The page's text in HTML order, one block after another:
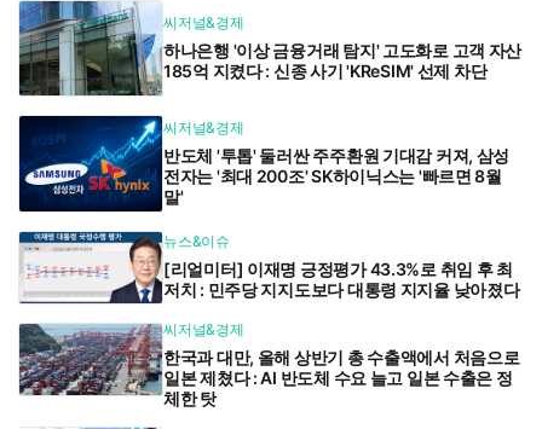
씨저널&경제
하나은행 '이상 금융거래 탐지' 고도화로 고객 자산
185억 지켰다 : 신종 사기 'KReSIM' 선제 차단
씨저널&경제
반도체 '투톱' 둘러싼 주주환원 기대감 커져, 삼성
전자는 '최대 200조' SK하이닉스는 '빠르면 8월
말'
뉴스&이슈
[리얼미터] 이재명 긍정평가 43.3%로 취임 후 최
저치 : 민주당 지지도보다 대통령 지지율 낮아졌다
씨저널&경제
한국과 대만, 올해 상반기 총 수출액에서 처음으로
일본 제쳤다 : AI 반도체 수요 늘고 일본 수출은 정
체한 탓